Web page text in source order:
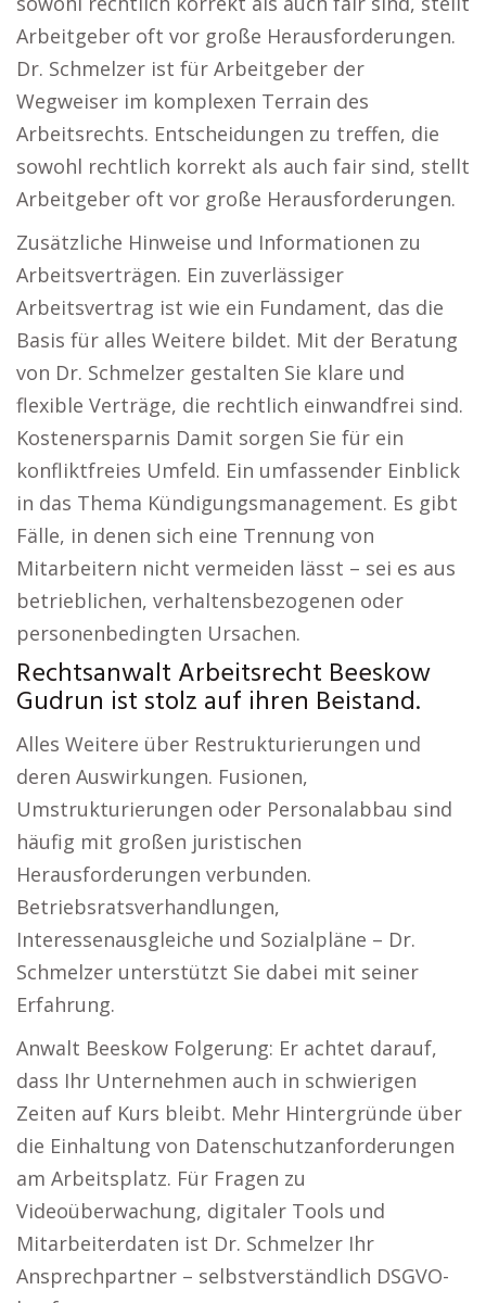
Arbeitgeber oft vor große Herausforderungen.
Dr. Schmelzer ist für Arbeitgeber der
Wegweiser im komplexen Terrain des
Arbeitsrechts. Entscheidungen zu treffen, die
sowohl rechtlich korrekt als auch fair sind, stellt
Arbeitgeber oft vor große Herausforderungen.
Zusätzliche Hinweise und Informationen zu
Arbeitsverträgen. Ein zuverlässiger
Arbeitsvertrag ist wie ein Fundament, das die
Basis für alles Weitere bildet. Mit der Beratung
von Dr. Schmelzer gestalten Sie klare und
flexible Verträge, die rechtlich einwandfrei sind.
Kostenersparnis Damit sorgen Sie für ein
konfliktfreies Umfeld. Ein umfassender Einblick
in das Thema Kündigungsmanagement. Es gibt
Fälle, in denen sich eine Trennung von
Mitarbeitern nicht vermeiden lässt – sei es aus
betrieblichen, verhaltensbezogenen oder
personenbedingten Ursachen.
Rechtsanwalt Arbeitsrecht Beeskow
Gudrun ist stolz auf ihren Beistand.
Alles Weitere über Restrukturierungen und
deren Auswirkungen. Fusionen,
Umstrukturierungen oder Personalabbau sind
häufig mit großen juristischen
Herausforderungen verbunden.
Betriebsratsverhandlungen,
Interessenausgleiche und Sozialpläne – Dr.
Schmelzer unterstützt Sie dabei mit seiner
Erfahrung.
Anwalt Beeskow Folgerung: Er achtet darauf,
dass Ihr Unternehmen auch in schwierigen
Zeiten auf Kurs bleibt. Mehr Hintergründe über
die Einhaltung von Datenschutzanforderungen
am Arbeitsplatz. Für Fragen zu
Videoüberwachung, digitaler Tools und
Mitarbeiterdaten ist Dr. Schmelzer Ihr
Ansprechpartner – selbstverständlich DSGVO-